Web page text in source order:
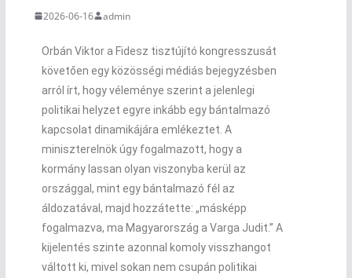
2026-06-16 admin
Orbán Viktor a Fidesz tisztújító kongresszusát
követően egy közösségi médiás bejegyzésben
arról írt, hogy véleménye szerint a jelenlegi
politikai helyzet egyre inkább egy bántalmazó
kapcsolat dinamikájára emlékeztet. A
miniszterelnök úgy fogalmazott, hogy a
kormány lassan olyan viszonyba kerül az
országgal, mint egy bántalmazó fél az
áldozatával, majd hozzátette: „másképp
fogalmazva, ma Magyarország a Varga Judit.” A
kijelentés szinte azonnal komoly visszhangot
váltott ki, mivel sokan nem csupán politikai